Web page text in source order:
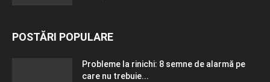
POSTĂRI POPULARE
Probleme la rinichi: 8 semne de alarmă pe
care nu trebuie...